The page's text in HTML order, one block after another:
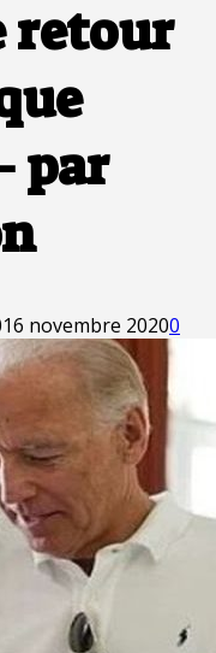
retour
par
16 novembre 20200